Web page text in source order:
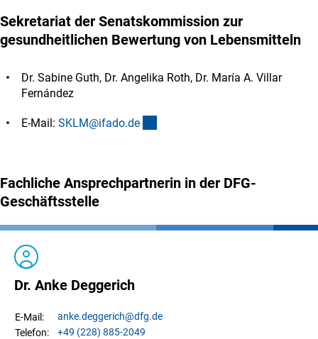
Sekretariat der Senatskommission zur
gesundheitlichen Bewertung von Lebensmitteln
Dr. Sabine Guth, Dr. Angelika Roth, Dr. María A. Villar
Fernández
E-Mail: SKLM@ifado.de
Fachliche Ansprechpartnerin in der DFG-
Geschäftsstelle
Dr. Anke Deggerich
E-Mail: anke.deggerich@dfg.de
Telefon:
+49 (228) 885-2049